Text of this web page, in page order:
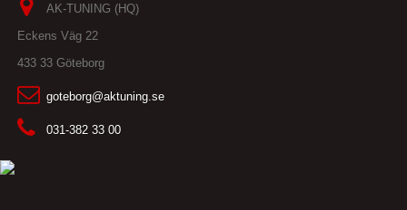
AK-TUNING (HQ)
Eckens Väg 22
433 33 Göteborg
goteborg@aktuning.se
031-382 33 00